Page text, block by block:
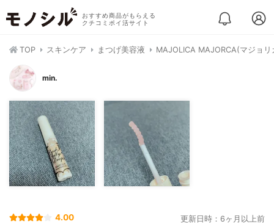
おすすめ商品がもらえる
クチコミポイ活サイト
TOP スキンケア まつげ美容液 MAJOLICA MAJORCA(マジョ
min.
4.00 更新日時：6ヶ月以上前